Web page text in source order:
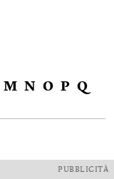
M N O P Q
PUBBLICITÀ